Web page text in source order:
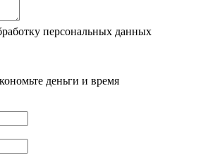
персональных данных
деньги и время